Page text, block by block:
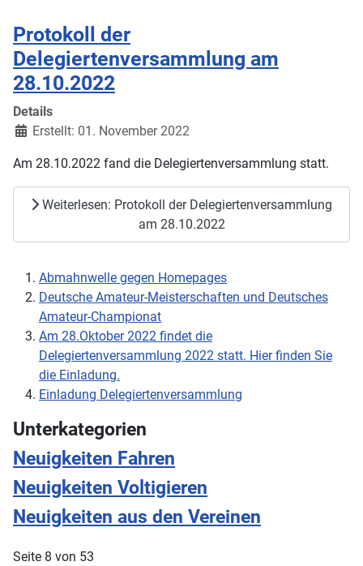
Protokoll der
Delegiertenversammlung am
28.10.2022
Details
Erstellt: 01. November 2022
Am 28.10.2022 fand die Delegiertenversammlung statt.
Weiterlesen: Protokoll der Delegiertenversammlung
am 28.10.2022
Abmahnwelle gegen Homepages
Deutsche Amateur-Meisterschaften und Deutsches
Amateur-Championat
Am 28.Oktober 2022 findet die
Delegiertenversammlung 2022 statt. Hier finden Sie
die Einladung.
Einladung Delegiertenversammlung
Unterkategorien
Neuigkeiten Fahren
Neuigkeiten Voltigieren
Neuigkeiten aus den Vereinen
Seite 8 von 53